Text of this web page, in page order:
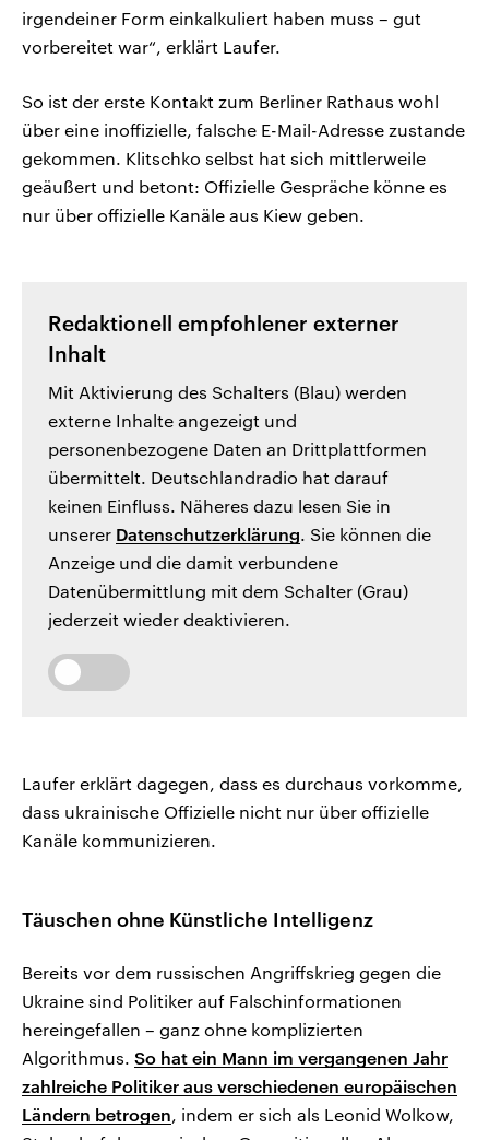
irgendeiner Form einkalkuliert haben muss – gut
vorbereitet war“, erklärt Laufer.
So ist der erste Kontakt zum Berliner Rathaus wohl
über eine inoffizielle, falsche E-Mail-Adresse zustande
gekommen. Klitschko selbst hat sich mittlerweile
geäußert und betont: Offizielle Gespräche könne es
nur über offizielle Kanäle aus Kiew geben.
Redaktionell empfohlener externer
Inhalt
Mit Aktivierung des Schalters (Blau) werden
externe Inhalte angezeigt und
personenbezogene Daten an Drittplattformen
übermittelt. Deutschlandradio hat darauf
keinen Einfluss. Näheres dazu lesen Sie in
unserer Datenschutzerklärung. Sie können die
Anzeige und die damit verbundene
Datenübermittlung mit dem Schalter (Grau)
jederzeit wieder deaktivieren.
Laufer erklärt dagegen, dass es durchaus vorkomme,
dass ukrainische Offizielle nicht nur über offizielle
Kanäle kommunizieren.
Täuschen ohne Künstliche Intelligenz
Bereits vor dem russischen Angriffskrieg gegen die
Ukraine sind Politiker auf Falschinformationen
hereingefallen – ganz ohne komplizierten
Algorithmus. So hat ein Mann im vergangenen Jahr
zahlreiche Politiker aus verschiedenen europäischen
Ländern betrogen, indem er sich als Leonid Wolkow,